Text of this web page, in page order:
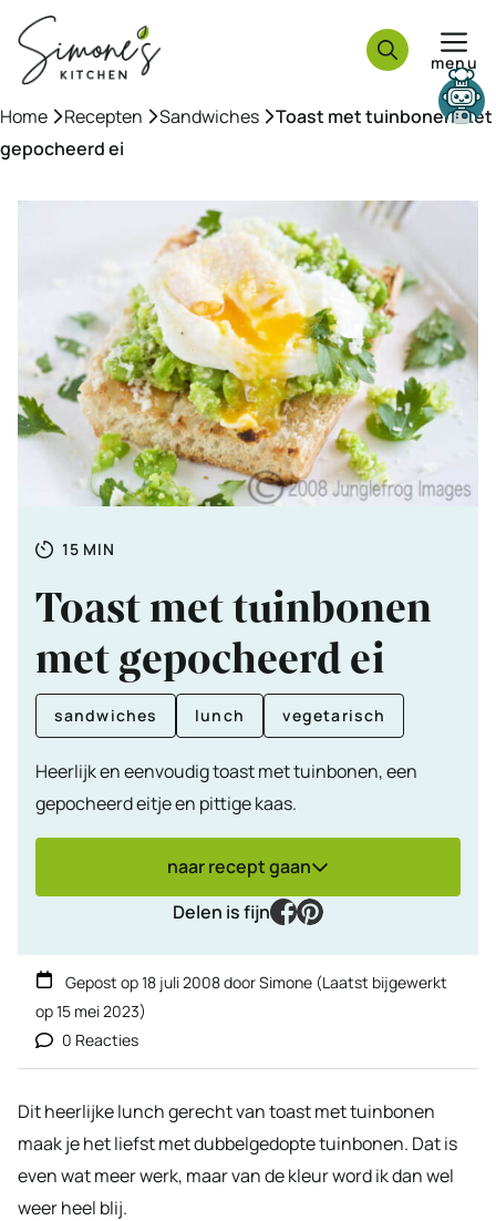
naar
inhoud
menu
Home »Recepten »Sandwiches »Toast met tuinbonen met
gepocheerd ei
Totale
15 MINUTEN
MIN
Toast met tuinbonen
met gepocheerd ei
sandwiches lunch vegetarisch
Heerlijk en eenvoudig toast met tuinbonen, een
gepocheerd eitje en pittige kaas.
naar recept gaan
Delen is fijn
facebook
pinterest
Gepost op18 juli 2008doorSimone (Laatst bijgewerkt
op15 mei 2023)
0 Reacties
Dit heerlijke lunch gerecht van toast met tuinbonen
maak je het liefst met dubbelgedopte tuinbonen. Dat is
even wat meer werk, maar van de kleur word ik dan wel
weer heel blij.